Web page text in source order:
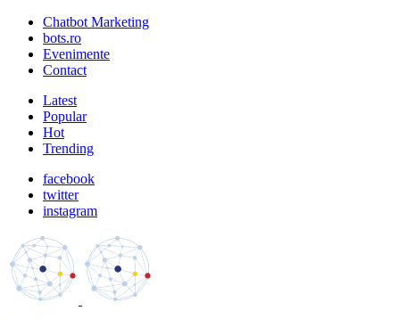
Chatbot Marketing
bots.ro
Evenimente
Contact
Latest
Popular
Hot
Trending
facebook
twitter
instagram